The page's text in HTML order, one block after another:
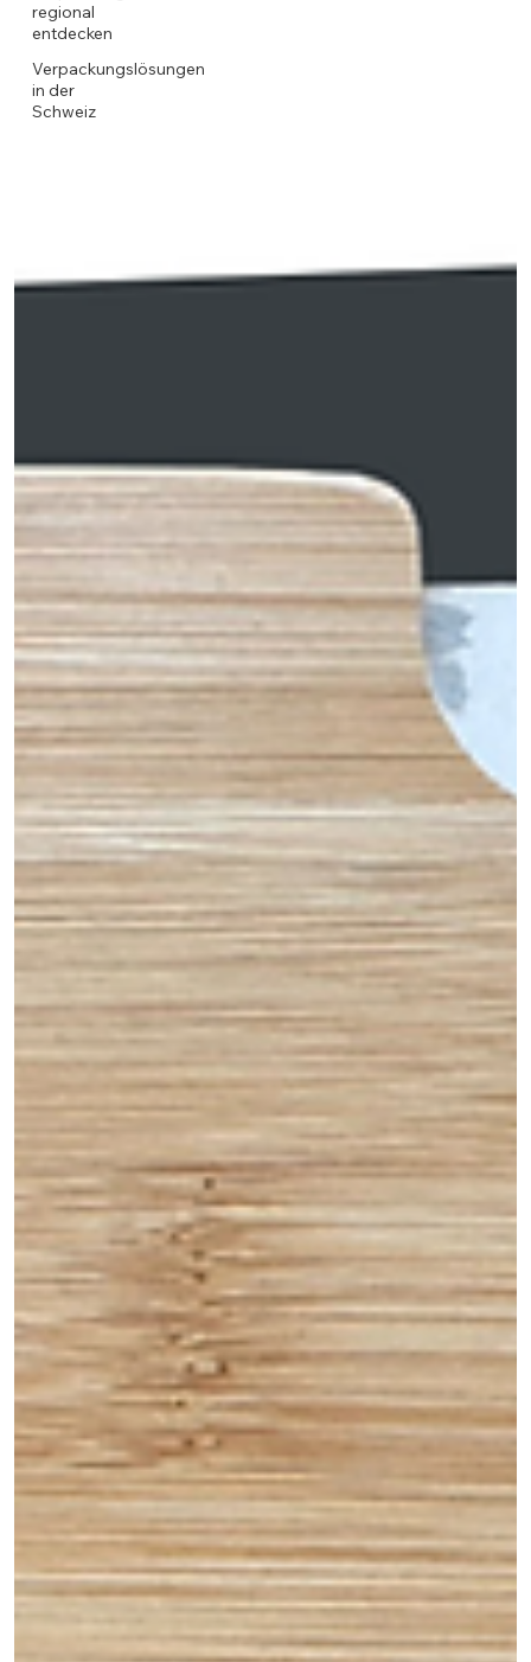
regional
entdecken
Verpackungslösungen
in der
Schweiz